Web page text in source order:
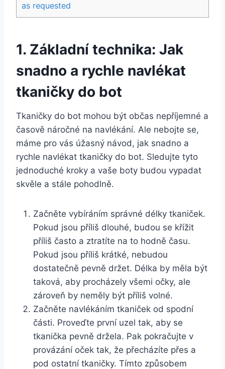
⁢as requested
1. Základní ‌technika: ⁢Jak
snadno a rychle⁣ navlékat
tkaničky​ do ​bot
Tkaničky do ‌bot mohou být​ občas nepříjemné a
časově náročné na navlékání. Ale⁤ nebojte se,
máme pro vás úžasný návod, jak snadno a
rychle navlékat tkaničky do bot. Sledujte tyto⁣
jednoduché kroky ‌a vaše⁤ boty budou vypadat
skvěle a stále pohodlně.
Začněte vybíráním správné délky ⁢tkaniček.
Pokud jsou příliš dlouhé,⁢ budou se křížit
příliš často a ztratíte na to hodně času.
Pokud jsou příliš krátké, nebudou
dostatečně pevně držet. Délka‌ by měla být
taková, aby procházely ‌všemi očky, ‌ale
zároveň​ by​ neměly být příliš volné.
Začněte ​navlékáním tkaniček od spodní
části. Proveďte první uzel⁤ tak, aby se
tkanička pevně‍ držela. Pak pokračujte v
provázání oček tak, že přecházíte přes a
⁤pod ⁣ostatní tkaničky. ⁤Tímto způsobem